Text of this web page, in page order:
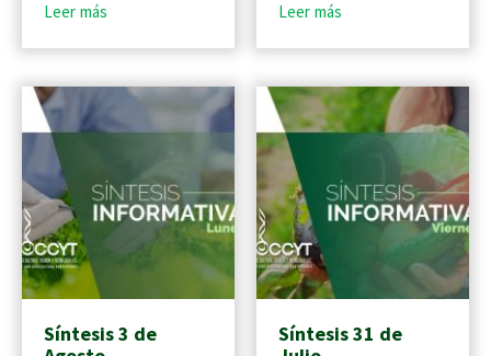
Leer más
Leer más
Síntesis 3 de
Síntesis 31 de